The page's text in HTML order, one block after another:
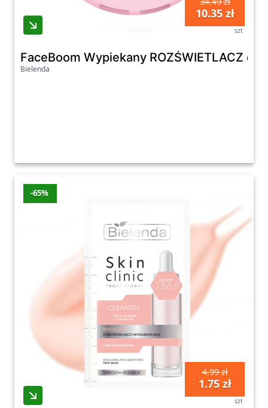
10.35 zł
szt
FaceBoom Wypiekany ROZŚWIETLACZ
Bielenda
-65%
4.99 zł
1.75 zł
szt